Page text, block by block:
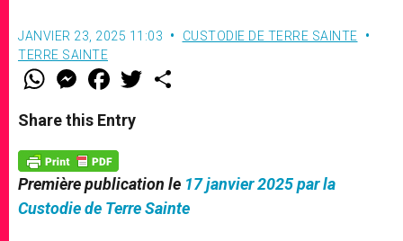
JANVIER 23, 2025 11:03
CUSTODIE DE TERRE SAINTE
TERRE SAINTE
W
t
s
p
p
M
e
s
e
g
e
r
F
a
e
b
o
k
w
Share this Entry
Première publication le 17 janvier 2025 par la
Custodie de Terre Sainte